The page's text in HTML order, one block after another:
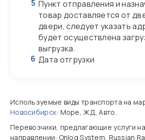
5 Пункт отправления и
товар доставляется от
двери, следует указать
будет осуществлена
выгрузка.
6 Дата отгрузки
Используемые виды транспорта на
Новосибирск: Море, ЖД, Авто.
Перевозчики, предлагающие услуги
направлении: Onlog System, Russian